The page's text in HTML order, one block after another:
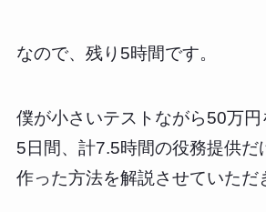
なので、残り5時間です。
僕が小さいテストながら50万円
5日間、計7.5時間の役務提供だ
作った方法を解説させていただ